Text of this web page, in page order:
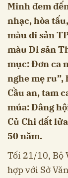
Minh đem
nhạc, hòa
màu di sản
màu Di sản
mục: Đơn ca
nghe mẹ ru”,
Cầu an, tam
múa: Dâng
Củ Chi đất
50 năm.
Tối 21/10, Bộ
hợp với Sở